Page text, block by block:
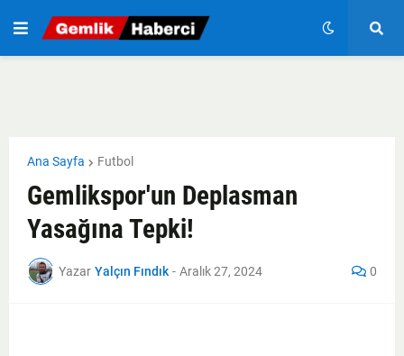
Ana Sayfa Futbol
Gemlikspor'un Deplasman
Yasağına Tepki!
Yazar Yalçın Fındık - Aralık 27, 2024 0